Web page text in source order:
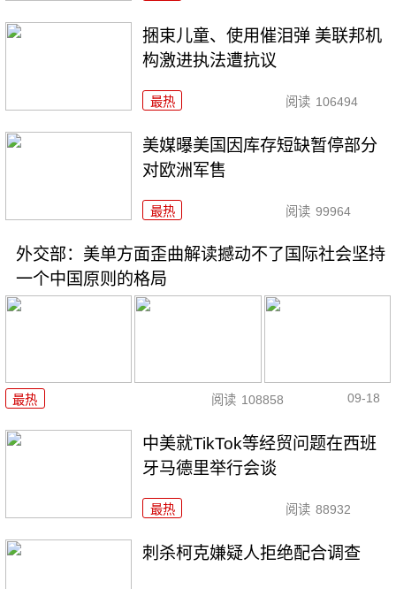
捆束儿童、使用催泪弹 美联邦机
构激进执法遭抗议
最热 阅读 106494
美媒曝美国因库存短缺暂停部分
对欧洲军售
最热 阅读 99964
外交部：美单方面歪曲解读撼动不了国际社会坚持
一个中国原则的格局
最热 阅读 108858 09-18
中美就TikTok等经贸问题在西班
牙马德里举行会谈
最热 阅读 88932
刺杀柯克嫌疑人拒绝配合调查